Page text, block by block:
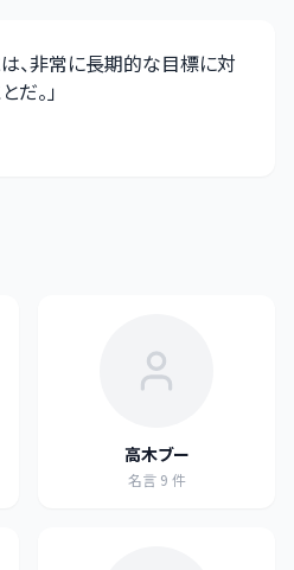
は、非常に長期的な目標に対
だ。」
高木ブー
名言 9 件